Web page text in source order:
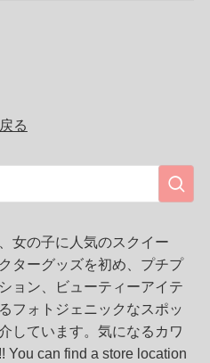
る
女の子に人気のスクイー
ターグッズを初め、プチプ
ョン、ビューティーアイテ
フォトジェニックなスポッ
しています。気になるカワ
You can find a store location